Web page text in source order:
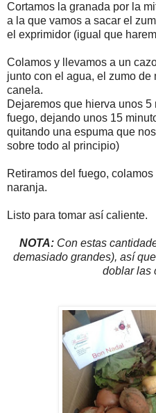
Cortamos la granada por la
a la que vamos a sacar el
el exprimidor (igual que
Colamos y llevamos a un
junto con el agua, el zumo
canela.
Dejaremos que hierva unos
fuego, dejando unos 15
quitando una espuma que
sobre todo al principio)
Retiramos del fuego,
naranja.
Listo para tomar así caliente.
NOTA:Con estas
demasiado grandes), así
doblar las